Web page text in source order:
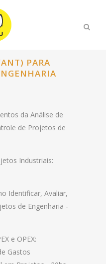
PARA
da Análise de
de Projetos de
Industriais:
Identificar, Avaliar,
de Engenharia -
e OPEX:
Gastos